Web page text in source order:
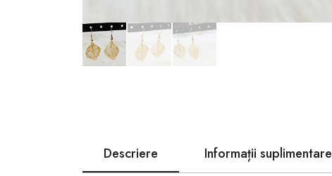
Descriere Informații suplimentare